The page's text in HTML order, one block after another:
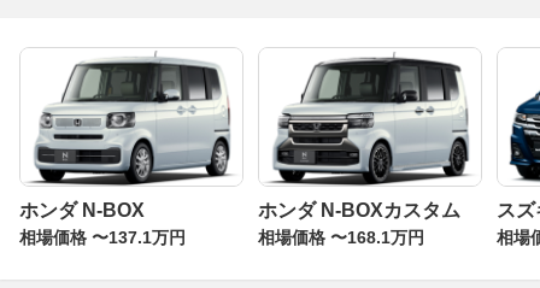
デザインが強調されているが、細部の形状を工夫すること
で空力性能は先代を上まわるレベルにある。先代の特徴で
あった「ミラクルオープンドア」を継承し、運転席側リヤ
ドアには新たにスライドドアを採用している。
フロントピラーを立てたことで前席まわりの開放感は申し
ぶんなく、後席も前後間の距離はクラス最長となった。ス
ライドレールをフロア下に埋め込んだ助手席ロングスライ
ド（380mm）を活用することで後席足元には最大695mm
ホンダ N-BOX
相場価格 〜137.1万円
ホンダ N-BOXカスタム
相場価格 〜168.1万円
ス
相場